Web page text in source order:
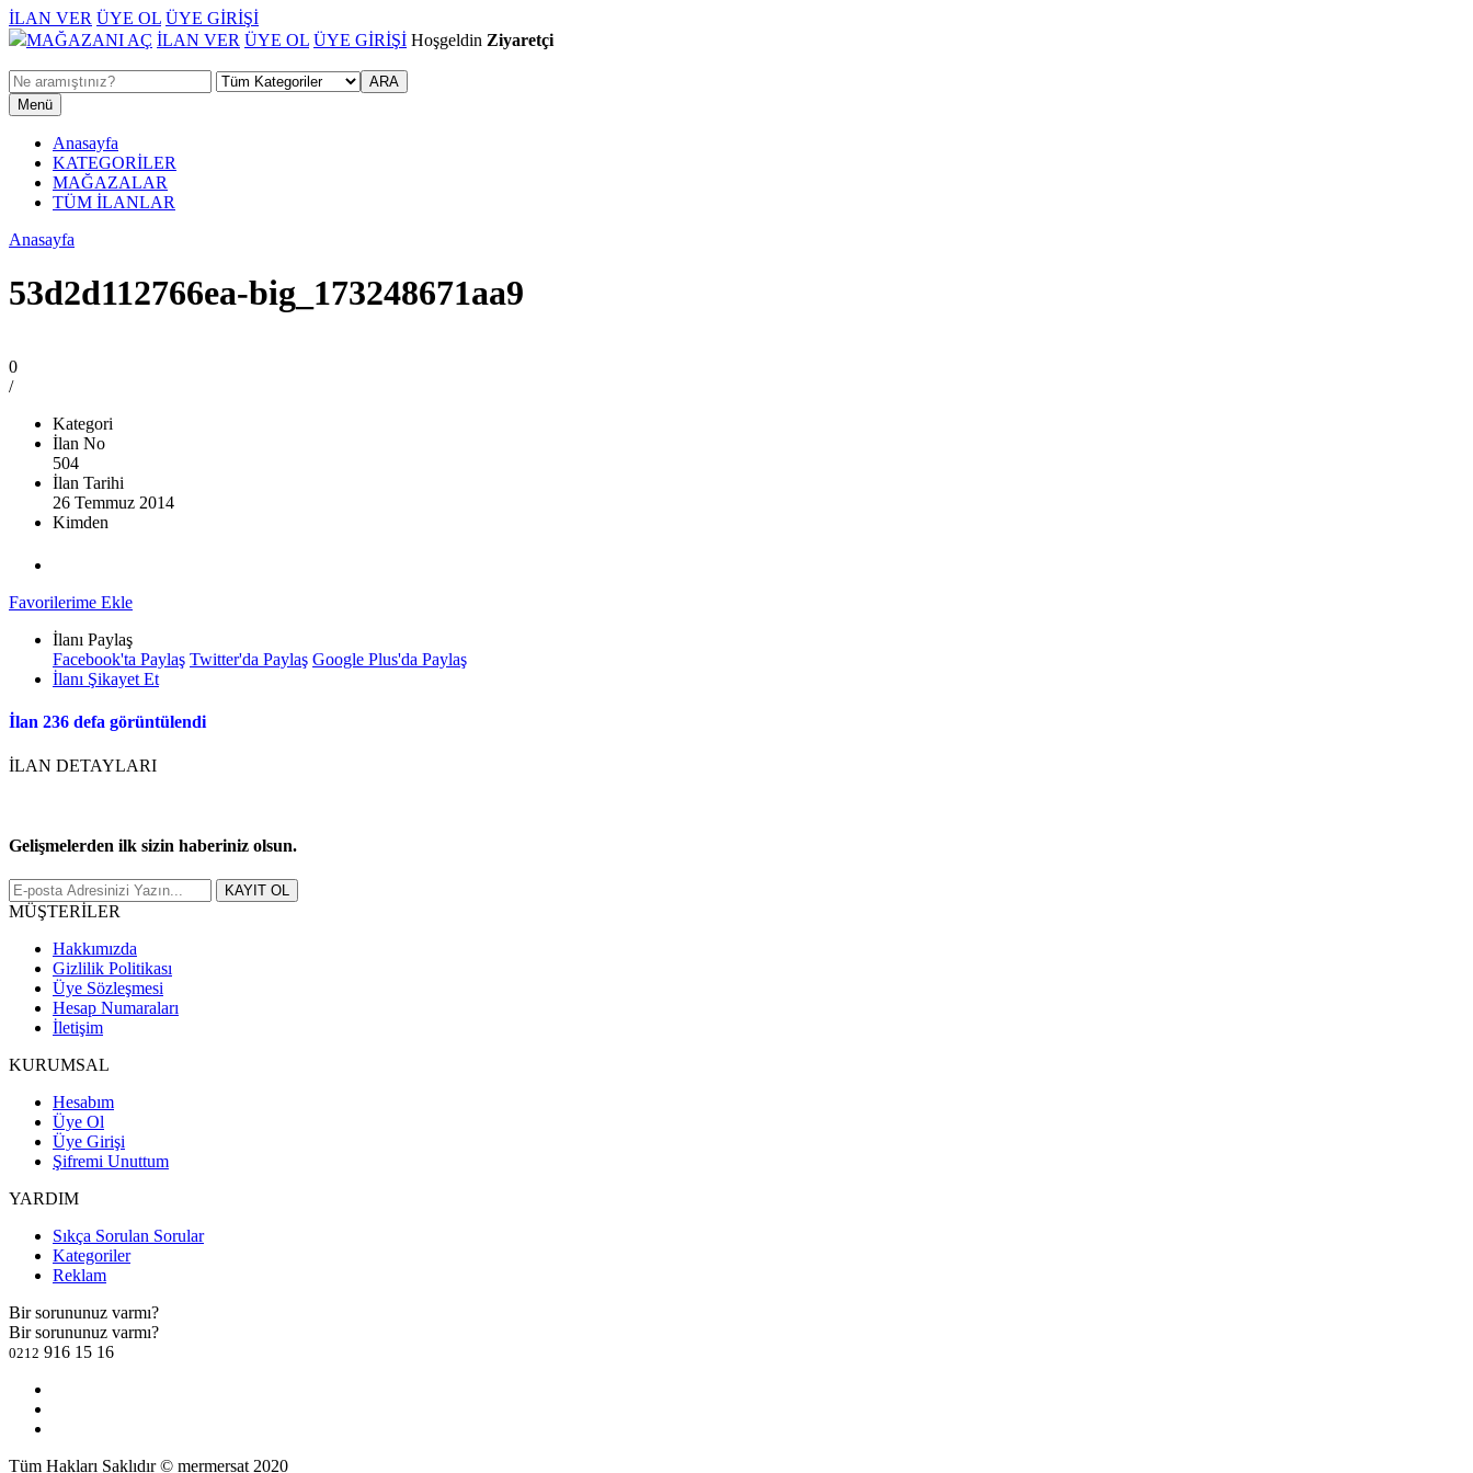
İLAN VER ÜYE OL ÜYE GİRİŞİ
MAĞAZANI AÇ İLAN VER ÜYE OL ÜYE GİRİŞİ Hoşgeldin Ziyaretçi
Menü
Anasayfa
KATEGORİLER
MAĞAZALAR
TÜM İLANLAR
Anasayfa
53d2d112766ea-big_173248671aa9
0
/
Kategori
İlan No
504
İlan Tarihi
26 Temmuz 2014
Kimden
Favorilerime Ekle
İlanı Paylaş
Facebook'ta Paylaş Twitter'da Paylaş Google Plus'da Paylaş
İlanı Şikayet Et
İlan 236 defa görüntülendi
İLAN DETAYLARI
Gelişmelerden ilk sizin haberiniz olsun.
MÜŞTERİLER
Hakkımızda
Gizlilik Politikası
Üye Sözleşmesi
Hesap Numaraları
İletişim
KURUMSAL
Hesabım
Üye Ol
Üye Girişi
Şifremi Unuttum
YARDIM
Sıkça Sorulan Sorular
Kategoriler
Reklam
Bir sorununuz varmı?
Bir sorununuz varmı?
0212 916 15 16
Tüm Hakları Saklıdır © mermersat 2020